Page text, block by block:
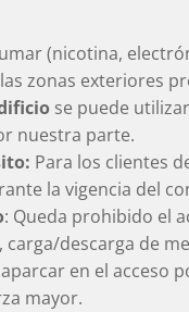
(nicotina,
zonas exteriores
se puede
nuestra parte.
Para los clientes
la vigencia del
: Queda prohibido el
descarga de
en el acceso
mayor.